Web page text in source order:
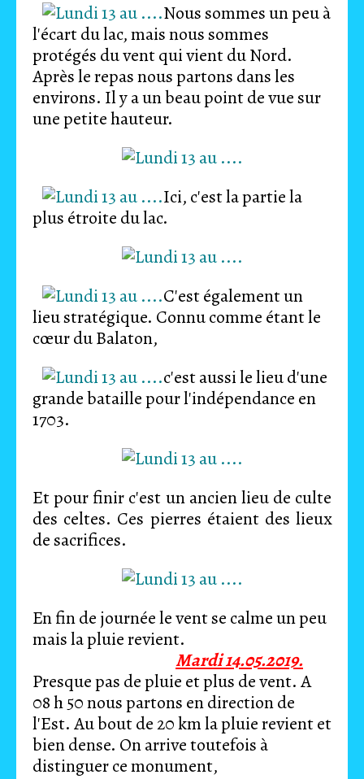
Nous sommes un peu à
l'écart du lac, mais nous sommes
protégés du vent qui vient du Nord.
Après le repas nous partons dans les
environs. Il y a un beau point de vue sur
une petite hauteur.
Ici, c'est la partie la
plus étroite du lac.
C'est également un
lieu stratégique. Connu comme étant le
cœur du Balaton,
c'est aussi le lieu d'une
grande bataille pour l'indépendance en
1703.
Et pour finir c'est un ancien lieu de culte
des celtes. Ces pierres étaient des lieux
de sacrifices.
En fin de journée le vent se calme un peu
mais la pluie revient.
Mardi 14.05.2019.
Presque pas de pluie et plus de vent. A
08 h 50 nous partons en direction de
l'Est. Au bout de 20 km la pluie revient et
bien dense. On arrive toutefois à
distinguer ce monument,